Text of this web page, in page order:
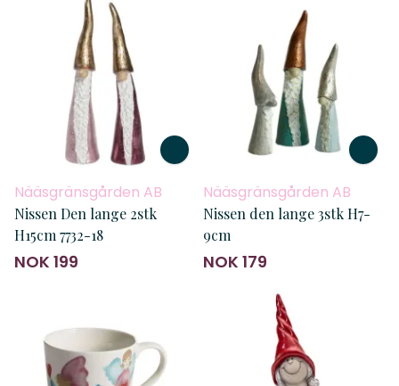
Nääsgränsgården AB
Nissen Den lange 2stk
H15cm 7732-18
NOK 199
Nääsgränsgården AB
Nissen den lange 3stk H7-
9cm
NOK 179